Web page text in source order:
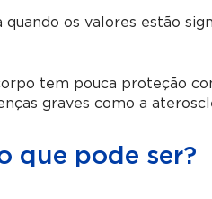
os valores estão
tem pouca proteção
graves como a
que pode ser?